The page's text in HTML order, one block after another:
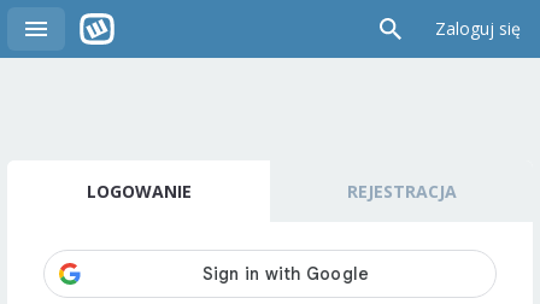
Zaloguj się
LOGOWANIE REJESTRACJA